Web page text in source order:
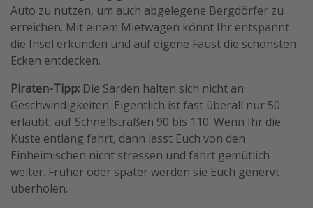
Auto zu nutzen, um auch abgelegene Bergdörfer zu
erreichen. Mit einem Mietwagen könnt Ihr entspannt
die Insel erkunden und auf eigene Faust die schönsten
Ecken entdecken.
Piraten-Tipp: Die Sarden halten sich nicht an
Geschwindigkeiten. Eigentlich ist fast überall nur 50
erlaubt, auf Schnellstraßen 90 bis 110. Wenn Ihr die
Küste entlang fahrt, dann lasst Euch von den
Einheimischen nicht stressen und fahrt gemütlich
weiter. Früher oder später werden sie Euch genervt
überholen.